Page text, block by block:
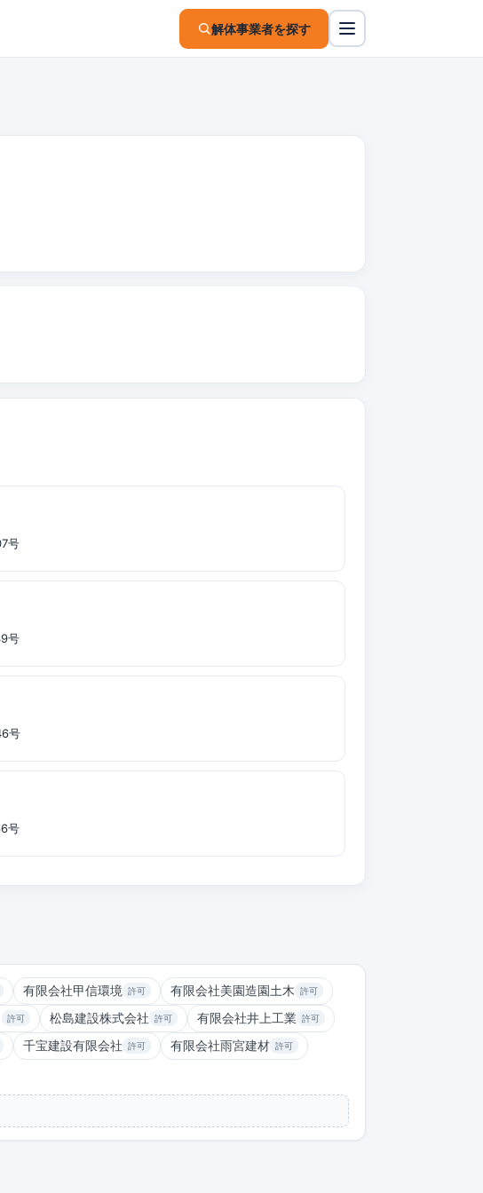
解体事業者を探す
号
号
号
号
有限会社甲信環境 許可 有限会社美園造園土木 許可
許可 松島建設株式会社 許可 有限会社井上工業 許可
千宝建設有限会社 許可 有限会社雨宮建材 許可